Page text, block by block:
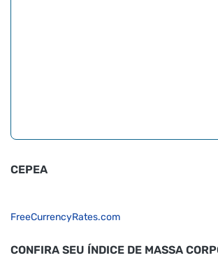
CEPEA
FreeCurrencyRates.com
CONFIRA SEU ÍNDICE DE MASSA